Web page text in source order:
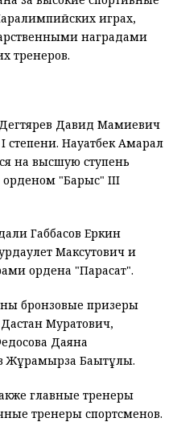
играх,
наградами
тренеров.
Давид Мамиевич
Науатбек Ақмарал
на высшую ступень
орденом "Барыс" III
Габбасов Еркин
Максутович и
ордена "Парасат".
бронзовые призеры
Муратович,
Даяна
Бақытұлы.
главные тренеры
тренеры спортсменов.